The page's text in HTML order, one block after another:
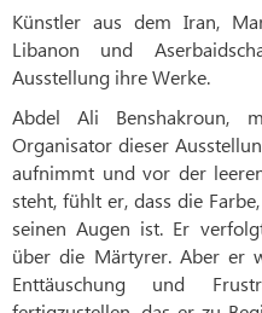
Künstler aus dem Iran,
Libanon und
Ausstellung ihre Werke.
Abdel Ali Benshakroun,
Organisator dieser
aufnimmt und vor der
steht, fühlt er, dass die
seinen Augen ist. Er
über die Märtyrer. Aber er
Enttäuschung und